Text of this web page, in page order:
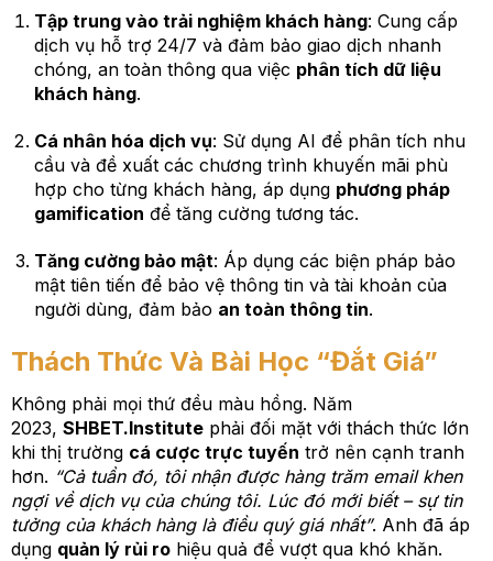
Tập trung vào trải nghiệm khách hàng: Cung cấp
dịch vụ hỗ trợ 24/7 và đảm bảo giao dịch nhanh
chóng, an toàn thông qua việc phân tích dữ liệu
khách hàng.
Cá nhân hóa dịch vụ: Sử dụng AI để phân tích nhu
cầu và đề xuất các chương trình khuyến mãi phù
hợp cho từng khách hàng, áp dụng phương pháp
gamification để tăng cường tương tác.
Tăng cường bảo mật: Áp dụng các biện pháp bảo
mật tiên tiến để bảo vệ thông tin và tài khoản của
người dùng, đảm bảo an toàn thông tin.
Thách Thức Và Bài Học “Đắt Giá”
Không phải mọi thứ đều màu hồng. Năm
2023, SHBET.Institutephải đối mặt với thách thức lớn
khi thị trường cá cược trực tuyến trở nên cạnh tranh
hơn. “Cả tuần đó, tôi nhận được hàng trăm email khen
ngợi về dịch vụ của chúng tôi. Lúc đó mới biết – sự tin
tưởng của khách hàng là điều quý giá nhất”. Anh đã áp
dụng quản lý rủi rohiệu quả để vượt qua khó khăn.